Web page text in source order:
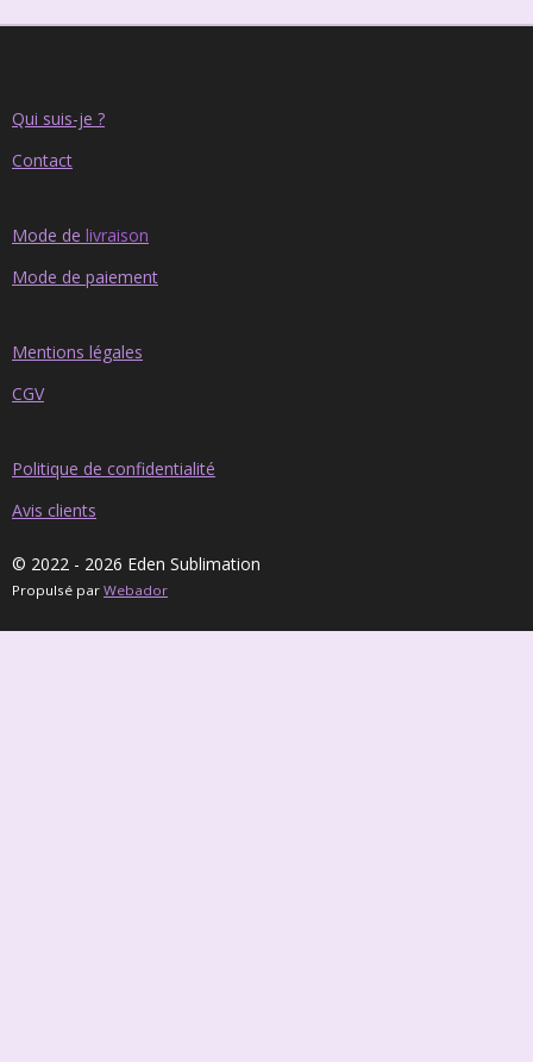
Qui suis-je ?
Contact
Mode de livraison
Mode de paiement
Mentions légales
CGV
Politique de confidentialité
Avis clients
© 2022 - 2026 Eden Sublimation
Propulsé par Webador